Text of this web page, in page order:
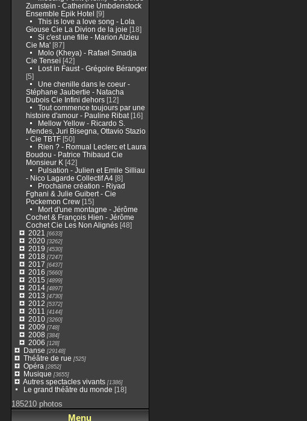
Zumstein - Catherine Umbdenstock
Ensemble Epik Hotel [9]
This is love a love song - Lola
Giouse Cie La Divion de la joie [18]
Si c'est une fille - Marion Alzieu
Cie Ma'[87]
Molo (Kheya) - Rafael Smadja
Cie Tenseï[42]
Lost in Faust - Grégoire Béranger
[5]
Une chenille dans le coeur -
Stéphane Jaubertie - Natacha
Dubois Cie Infini dehors[12]
Tout commence toujours par une
histoire d'amour - Pauline Ribat[16]
Mellow Yellow - Ricardo S.
Mendes, Juri Bisegna, Ottavio Stazio
- Cie TBTF[50]
Rien ? - Romual Leclerc et Laura
Boudou - Patrice Thibaud Cie
Monsieur K [42]
Pulsation - Julien et Emile Silliau
- Nico Lagarde Collectif A4[8]
Prochaine création - Riyad
Fghani & Julie Guibert - Cie
Pockemon Crew[15]
Mort d'une montagne - Jérôme
Cochet & François Hien - Jérôme
Cochet Cie Les Non Alignés[48]
2021 [6633]
2020[3262]
2019 [4530]
2018 [7247]
2017 [6437]
2016 [5660]
2015 [4899]
2014[4897]
2013 [4730]
2012 [5372]
2011 [4144]
2010[3260]
2009 [748]
2008 [384]
2006 [128]
Danse [29148]
Théâtre de rue [525]
Opéra [2852]
Musique [3655]
Autres spectacles vivants[1386]
Le grand théâtre du monde [18]
185210 photos
Menu